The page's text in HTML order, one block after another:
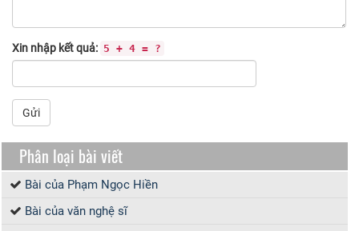
Xin nhập kết quả: 5 + 4 = ?
Gửi
Phân loại bài viết
Bài của Phạm Ngọc Hiền
Bài của văn nghệ sĩ